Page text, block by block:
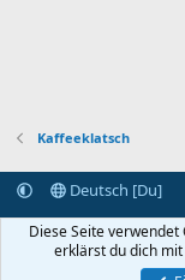
Kaffeeklatsch
Deutsch [Du]
Kontakt aufnehmen
Startseite
R
S
Diese Seite
erklärst du dich